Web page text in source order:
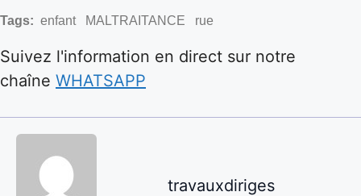
Tags: enfant MALTRAITANCE rue
Suivez l'information en direct sur notre
chaîne WHATSAPP
travauxdiriges